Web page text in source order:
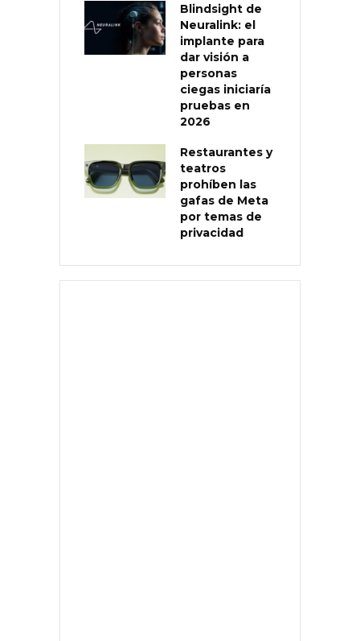
Blindsight de
Neuralink: el
implante para
dar visión a
personas
ciegas iniciaría
pruebas en
2026
Restaurantes y
teatros
prohíben las
gafas de Meta
por temas de
privacidad